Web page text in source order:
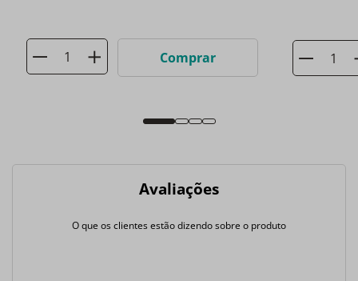
Comprar
Avaliações
O que os clientes estão dizendo sobre o produto